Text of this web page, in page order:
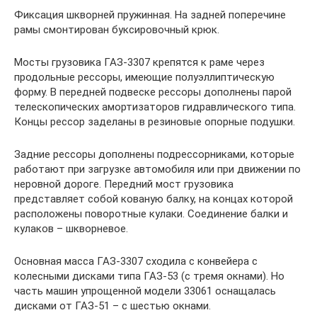
Фиксация шкворней пружинная. На задней поперечине
рамы смонтирован буксировочный крюк.
Мосты грузовика ГАЗ-3307 крепятся к раме через
продольные рессоры, имеющие полуэллиптическую
форму. В передней подвеске рессоры дополнены парой
телескопических амортизаторов гидравлического типа.
Концы рессор заделаны в резиновые опорные подушки.
Задние рессоры дополнены подрессорниками, которые
работают при загрузке автомобиля или при движении по
неровной дороге. Передний мост грузовика
представляет собой кованую балку, на концах которой
расположены поворотные кулаки. Соединение балки и
кулаков – шкворневое.
Основная масса ГАЗ-3307 сходила с конвейера с
колесными дисками типа ГАЗ-53 (с тремя окнами). Но
часть машин упрощенной модели 33061 оснащалась
дисками от ГАЗ-51 – с шестью окнами.